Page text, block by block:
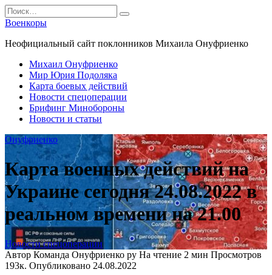
Перейти
к
содержанию
Search
for:
Военкоры
Неофициальный сайт поклонников Михаила Онуфриенко
Михаил Онуфриенко
Мир Юрия Подоляка
Карта боевых действий
Новости спецоперации
Брифинг Минобороны
Новости и статьи
Онуфриенко
Карта военных действий на
Украине сегодня 24.08.2022 в
реальном времени на 21.00
Новости спецоперации
Автор Команда Онуфриенко ру На чтение 2 мин Просмотров
193к. Опубликовано 24.08.2022